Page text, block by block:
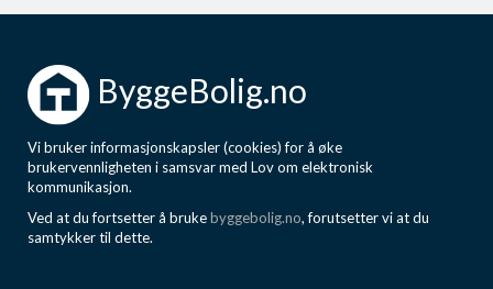
ByggeBolig.no
Vi bruker informasjonskapsler (cookies) for å øke
brukervennligheten i samsvar med Lov om elektronisk
kommunikasjon.
Ved at du fortsetter å brukebyggebolig.no, forutsetter vi at du
samtykker til dette.